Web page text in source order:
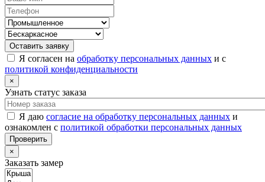
Оставить заявку
Я согласен на обработку персональных данных и с
политикой конфиденциальности
×
Узнать статус заказа
Я даю согласие на обработку персональных данных и
ознакомлен с политикой обработки персональных данных
Проверить
×
Заказать замер